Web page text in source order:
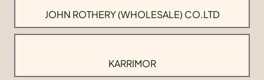
JOHN ROTHERY (WHOLESALE) CO.LTD
KARRIMOR